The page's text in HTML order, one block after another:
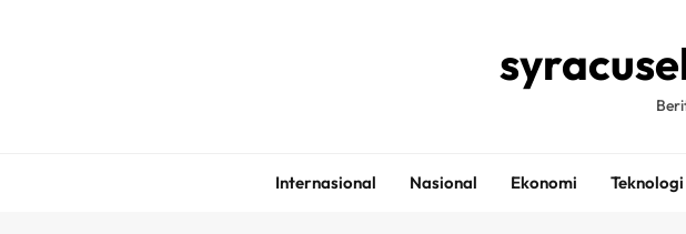
Internasional Nasional Ekonomi Teknologi